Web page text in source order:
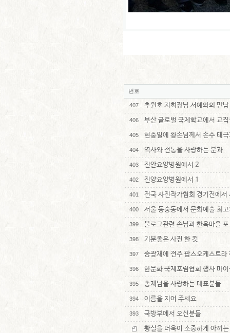
번호
407 추원호 지회장님 서예와의 만
406 부산 글로벌 국제학교에서 교
405 현충일에 황손님께서 손수 태
404 역사와 전통을 사랑하는 분과
403 진안요양병원에서 2
402 진양요양병원에서 1
401 전국 사진작가협회 경기전에서
400 서울 동숭동에서 문화예술 최
399 불로그관련 손님과 한옥마을
398 기분좋은 사진 한 컷
397 승광재에 전주 팝스오케스트라
396 한문화 국제포럼협회 행사 마
395 총재님을 사랑하는 대표분들
394 이름을 지어 주세요
393
국방부에서 오신분들
황실을 더욱이 소중하게 아끼